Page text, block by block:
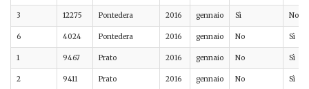
3 12275 Pontedera 2016 gennaio Sì No
6 4024 Pontedera 2016 gennaio No Sì
1 9467 Prato 2016 gennaio No Sì
2 9411 Prato 2016 gennaio No Sì